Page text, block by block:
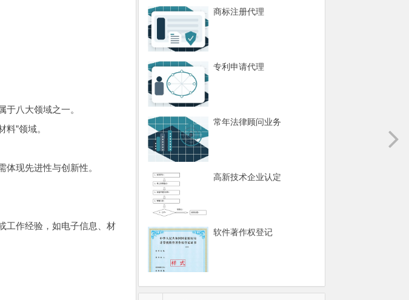
八大领域之一。
”领域。
现先进性与创新性。
工作经验，如电子信息、材
商标注册代理
专利申请代理
常年法律顾问业务
高新技术企业认定
软件著作权登记